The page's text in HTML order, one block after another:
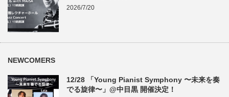
2026/7/20
NEWCOMERS
12/28 「Young Pianist Symphony 〜未来を奏
でる旋律〜」@中目黒 開催決定！